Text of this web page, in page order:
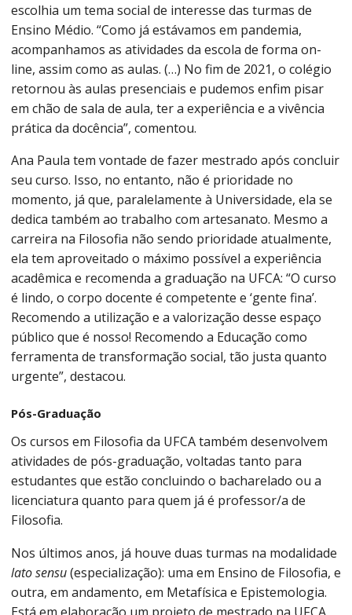
escolhia um tema social de interesse das turmas de
Ensino Médio. “Como já estávamos em pandemia,
acompanhamos as atividades da escola de forma on-
line, assim como as aulas. (…) No fim de 2021, o colégio
retornou às aulas presenciais e pudemos enfim pisar
em chão de sala de aula, ter a experiência e a vivência
prática da docência”, comentou.
Ana Paula tem vontade de fazer mestrado após concluir
seu curso. Isso, no entanto, não é prioridade no
momento, já que, paralelamente à Universidade, ela se
dedica também ao trabalho com artesanato. Mesmo a
carreira na Filosofia não sendo prioridade atualmente,
ela tem aproveitado o máximo possível a experiência
acadêmica e recomenda a graduação na UFCA: “O curso
é lindo, o corpo docente é competente e ‘gente fina’.
Recomendo a utilização e a valorização desse espaço
público que é nosso! Recomendo a Educação como
ferramenta de transformação social, tão justa quanto
urgente”, destacou.
Pós-Graduação
Os cursos em Filosofia da UFCA também desenvolvem
atividades de pós-graduação, voltadas tanto para
estudantes que estão concluindo o bacharelado ou a
licenciatura quanto para quem já é professor/a de
Filosofia.
Nos últimos anos, já houve duas turmas na modalidade
lato sensu(especialização): uma em Ensino de Filosofia, e
outra, em andamento, em Metafísica e Epistemologia.
Está em elaboração um projeto de mestrado na UFCA,